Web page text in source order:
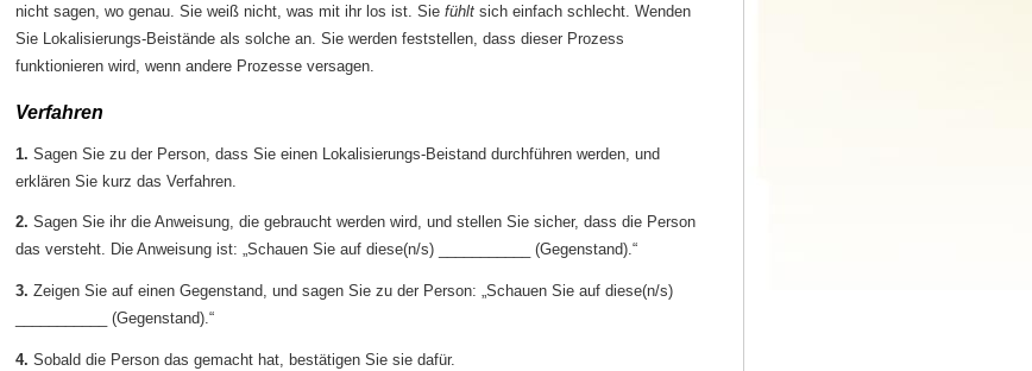
nicht sagen, wo genau. Sie weiß nicht, was mit ihr los ist. Sie fühlt sich einfach schlecht. Wenden
Sie Lokalisierungs-Beistände als solche an. Sie werden feststellen, dass dieser Prozess
funktionieren wird, wenn andere Prozesse versagen.
Verfahren
1. Sagen Sie zu der Person, dass Sie einen Lokalisierungs-Beistand durchführen werden, und
erklären Sie kurz das Verfahren.
2. Sagen Sie ihr die Anweisung, die gebraucht werden wird, und stellen Sie sicher, dass die Person
das versteht. Die Anweisung ist: „Schauen Sie auf diese(n/s) ___________ (Gegenstand).“
3. Zeigen Sie auf einen Gegenstand, und sagen Sie zu der Person: „Schauen Sie auf diese(n/s)
___________ (Gegenstand).“
4. Sobald die Person das gemacht hat, bestätigen Sie sie dafür.